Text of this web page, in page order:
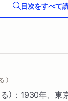
目次をすべて
）
）：1930年、